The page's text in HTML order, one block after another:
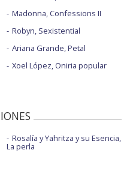
Madonna, Confessions II
Robyn, Sexistential
Ariana Grande, Petal
Xoel López, Oniria popular
Rosalía y Yahritza y su Esencia,
La perla